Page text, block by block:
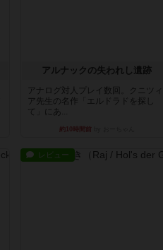
アルナックの失われし遺跡
アナログ対人プレイ数回。クニツィ
ア先生の名作「エルドラドを探し
て」にあ...
約10時間前
レビュー